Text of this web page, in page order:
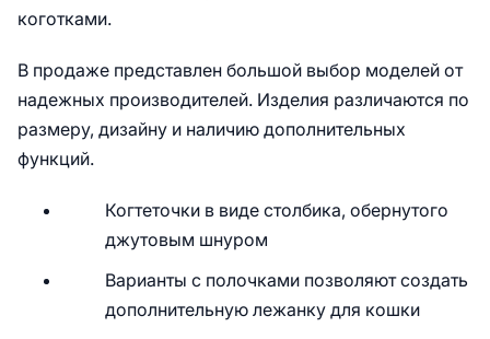
коготками.
В продаже представлен большой выбор моделей от
надежных производителей. Изделия различаются по
размеру, дизайну и наличию дополнительных
функций.
Когтеточки в виде столбика, обернутого
джутовым шнуром
Варианты с полочками позволяют создать
дополнительную лежанку для кошки